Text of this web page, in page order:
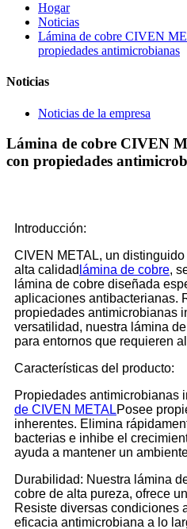
Hogar
Noticias
Lámina de cobre CIVEN
propiedades antimicrobianas
Noticias
Noticias de la empresa
Lámina de cobre CIVEN
con propiedades
Introducción:
CIVEN METAL, un
alta calidad lámina de cobre,
lámina de cobre diseñada
aplicaciones antibacterianas.
propiedades antimicrobianas
versatilidad, nuestra lámina
para entornos que requieren
Características del producto:
Propiedades antimicrobianas
de CIVEN METALPosee
inherentes. Elimina
bacterias e inhibe el
ayuda a mantener un
Durabilidad: Nuestra lámina
cobre de alta pureza, ofrece
Resiste diversas condiciones
eficacia antimicrobiana a lo